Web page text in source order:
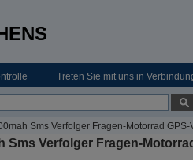
Treten Sie mit uns in
Sms Verfolger Fragen-Motorrad
Sms Verfolger Fragen-